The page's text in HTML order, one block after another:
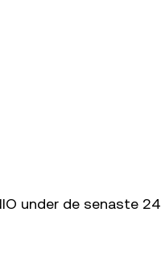
under de senaste 24